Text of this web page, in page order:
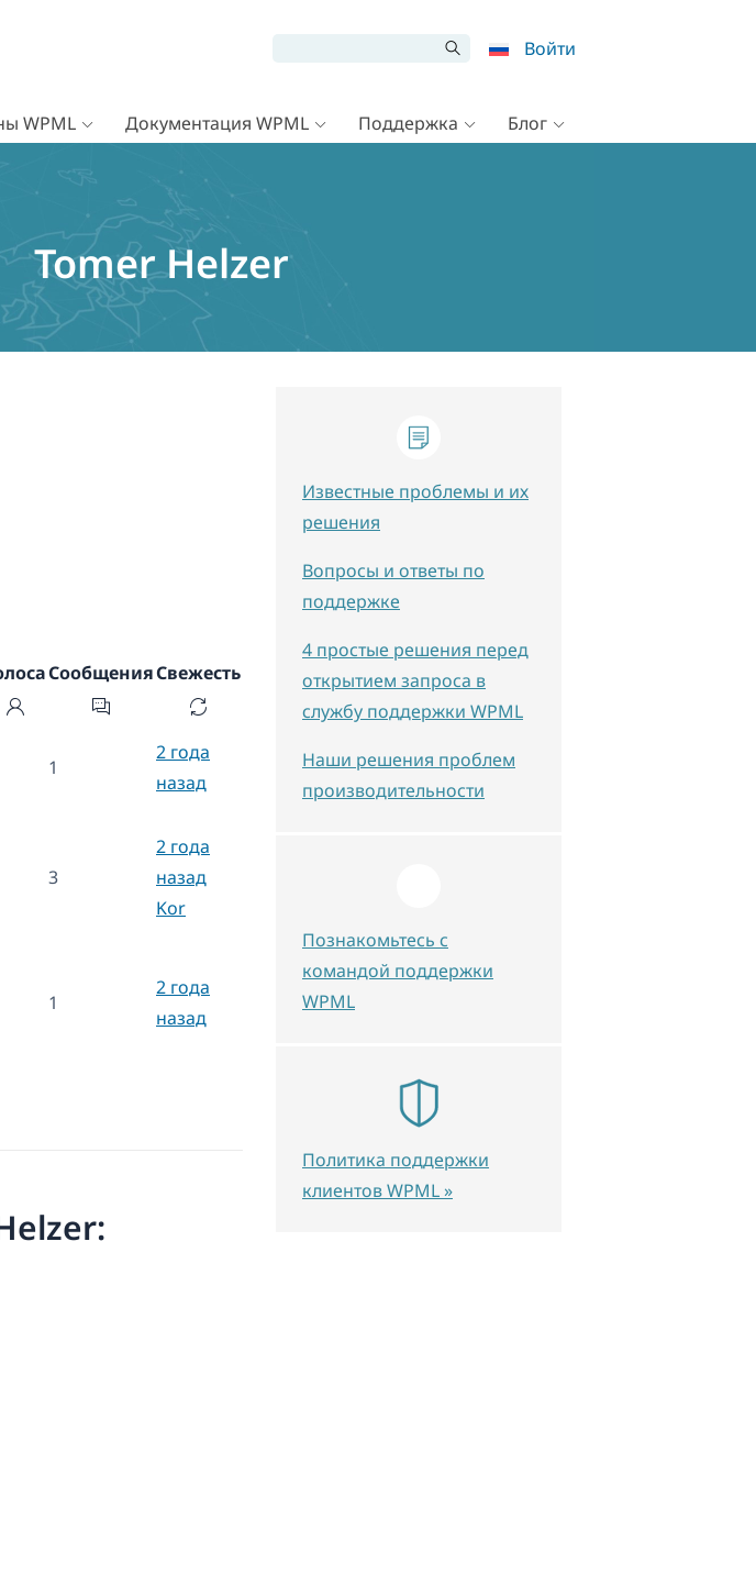
Войти
WPML Документация WPML Поддержка Блог
Tomer Helzer
СообщенияСвежесть
1
2 года
назад
3
2 года
назад
Kor
1
2 года
назад
Известные проблемы и их
решения
Вопросы и ответы по
поддержке
4 простые решения перед
открытием запроса в
службу поддержки WPML
Наши решения проблем
производительности
Познакомьтесь с
командой поддержки
WPML
Политика поддержки
клиентов WPML »